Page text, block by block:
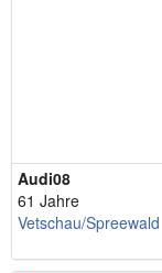
Audi08
61 Jahre
Vetschau/Spreewald